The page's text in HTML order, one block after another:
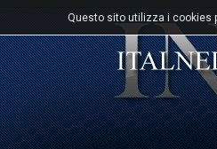
Questo sito utilizza i cookies